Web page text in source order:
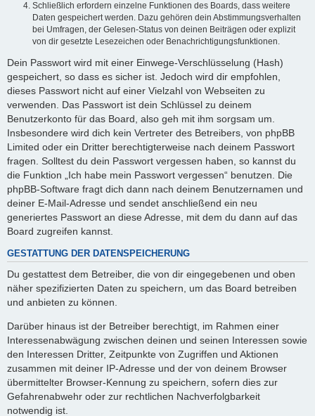
Schließlich erfordern einzelne Funktionen des Boards, dass weitere
Daten gespeichert werden. Dazu gehören dein Abstimmungsverhalten
bei Umfragen, der Gelesen-Status von deinen Beiträgen oder explizit
von dir gesetzte Lesezeichen oder Benachrichtigungsfunktionen.
Dein Passwort wird mit einer Einwege-Verschlüsselung (Hash)
gespeichert, so dass es sicher ist. Jedoch wird dir empfohlen,
dieses Passwort nicht auf einer Vielzahl von Webseiten zu
verwenden. Das Passwort ist dein Schlüssel zu deinem
Benutzerkonto für das Board, also geh mit ihm sorgsam um.
Insbesondere wird dich kein Vertreter des Betreibers, von phpBB
Limited oder ein Dritter berechtigterweise nach deinem Passwort
fragen. Solltest du dein Passwort vergessen haben, so kannst du
die Funktion „Ich habe mein Passwort vergessen“ benutzen. Die
phpBB-Software fragt dich dann nach deinem Benutzernamen und
deiner E-Mail-Adresse und sendet anschließend ein neu
generiertes Passwort an diese Adresse, mit dem du dann auf das
Board zugreifen kannst.
GESTATTUNG DER DATENSPEICHERUNG
Du gestattest dem Betreiber, die von dir eingegebenen und oben
näher spezifizierten Daten zu speichern, um das Board betreiben
und anbieten zu können.
Darüber hinaus ist der Betreiber berechtigt, im Rahmen einer
Interessenabwägung zwischen deinen und seinen Interessen sowie
den Interessen Dritter, Zeitpunkte von Zugriffen und Aktionen
zusammen mit deiner IP-Adresse und der von deinem Browser
übermittelter Browser-Kennung zu speichern, sofern dies zur
Gefahrenabwehr oder zur rechtlichen Nachverfolgbarkeit
notwendig ist.